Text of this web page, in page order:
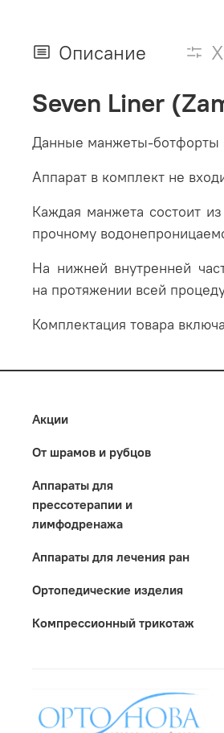
Описание
Seven Liner
Данные манжеты-ботфорты
Аппарат в комплект не
Каждая манжета состоит
прочному
На нижней внутренней
на протяжении всей
Комплектация товара
Акции
От шрамов и рубцов
Аппараты для
прессотерапии и
лимфодренажа
Аппараты для лечения ран
Ортопедические изделия
Компрессионный трикотаж